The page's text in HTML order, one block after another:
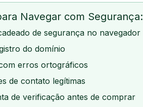
Navegar com Segurança:
de segurança no navegador
do domínio
erros ortográficos
de contato legítimas
de verificação antes de comprar